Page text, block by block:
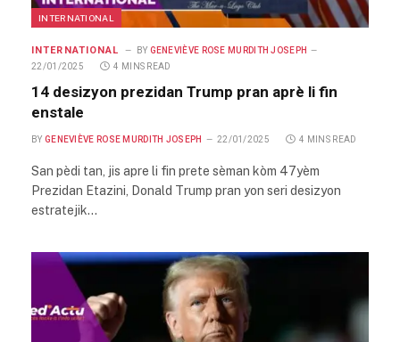
INTERNATIONAL
INTERNATIONAL BY GENEVIÈVE ROSE MURDITH JOSEPH
22/01/2025
4 MINS READ
14 desizyon prezidan Trump pran aprè li fin
enstale
BY GENEVIÈVE ROSE MURDITH JOSEPH 22/01/2025 4 MINS READ
San pèdi tan, jis apre li fin prete sèman kòm 47yèm
Prezidan Etazini, Donald Trump pran yon seri desizyon
estratejik…